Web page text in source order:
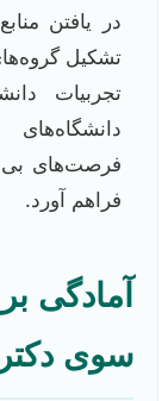
در یافتن
تشکیل
تجربیات
فرصت‌های
فراهم آورد.
آمادگی
سوی دکترا